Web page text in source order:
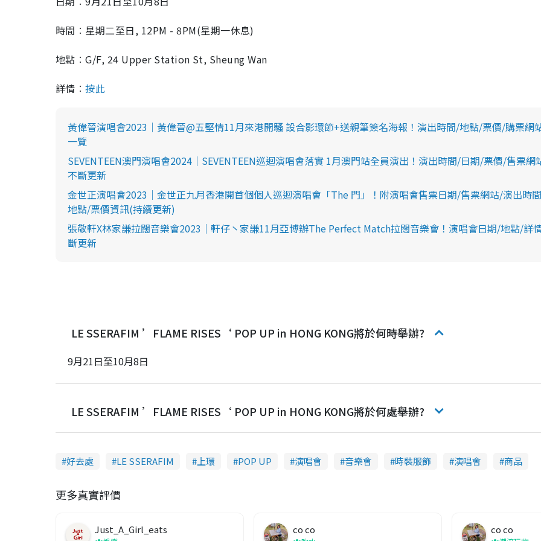
2
i
e
時間︰星期二至日, 12PM - 8PM(星期一休息)
地點︰G/F, 24 Upper Station St, Sheung Wan
詳情︰按此
黃偉晉演唱會2023｜黃偉晉@五堅情11月來港開騷 設合影環節+送親筆簽名海報！演出時間/地點/票價/購票網
一覽
SEVENTEEN澳門演唱會2024｜SEVENTEEN巡迴演唱會落實 1月澳門站全員演出！演出時間/日期/票價/售票網
不斷更新
金世正演唱會2023｜金世正九月香港開首個個人巡迴演唱會「The 門」！附演唱會售票日期/售票網站/演出時
地點/票價資訊(持續更新)
張敬軒X林家謙拉闊音樂會2023｜軒仔丶家謙11月亞博辦The Perfect Match拉闊音樂會！演唱會日期/地點/詳
斷更新
LE SSERAFIM ’FLAME RISES‘ POP UP in HONG KONG將於何時舉辦?
9月21日至10月8日
LE SSERAFIM ’FLAME RISES‘ POP UP in HONG KONG將於何處舉辦?
好去處 LE SSERAFIM 上環 POP UP 演唱會 音樂會 時裝服飾 演唱會 商品
更多真實評價
Just_A_Girl_eats co co co co